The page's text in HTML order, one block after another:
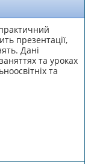
презентації,
Дані
та уроках
та